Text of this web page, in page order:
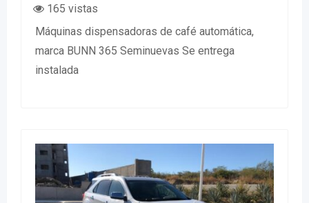
165 vistas
Máquinas dispensadoras de café automática,
marca BUNN 365 Seminuevas Se entrega
instalada